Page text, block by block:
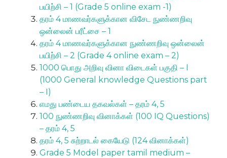
பயிற்சி – 1 (Grade 5 online exam -1)
தரம் 4 மாணவர்களுக்கான விசேட நுண்ணறிவு
ஒன்லைன் பரீட்சை – 1
தரம் 4 மாணவர்களுக்கான நுண்ணறிவு ஒன்லைன்
பயிற்சி – 2 (Grade 4 online exam – 2)
1000 பொது அறிவு வினா விடைகள் பகுதி – I
(1000 General knowledge Questions part
– I)
எமது பண்டைய தகவல்கள் – தரம் 4, 5
100 நுண்ணறிவு வினாக்கள் (100 IQ Questions)
– தரம் 4, 5
தரம் 4, 5 சுற்றாடல் கையேடு (124 வினாக்கள்)
Grade 5 Model paper tamil medium –